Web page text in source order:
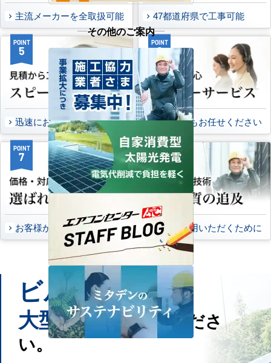
主流メーカーを全取扱可能 47都道府県で工事可能
POINT
5
迅速にお届け出来る理由
POINT
6
万一の時もお任せください
POINT
7
お客様から頂いたご意見
POINT
8
永くご愛用いただくために
ビルや工場などの
大型施設もお任せくださ
い。
その他のご案内